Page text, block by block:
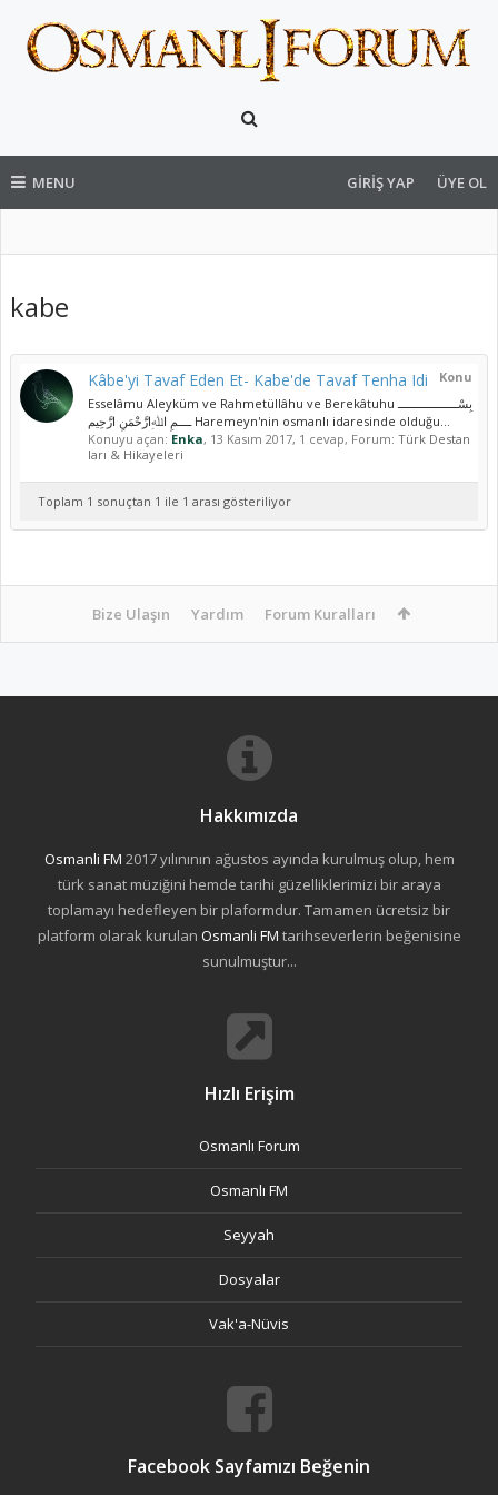
MENU GIRIŞ YAP ÜYE OL
kabe
Konu
Kâbe'yi Tavaf Eden Et- Kabe'de Tavaf Tenha Idi
Esselâmu Aleyküm ve Rahmetüllâhu ve Berekâtuhu بِسْــــــــــــــــــ
ــــمِ اﷲِارَّحْمَنِ ارَّحِيم Haremeyn'nin osmanlı idaresinde olduğu...
Konuyu açan: Enka, 13 Kasım 2017, 1 cevap, Forum: Türk Destan
ları & Hikayeleri
Toplam 1 sonuçtan 1 ile 1 arası gösteriliyor
Bize Ulaşın Yardım Forum Kuralları
Hakkımızda
Osmanli FM 2017 yılınının ağustos ayında kurulmuş olup, hem
türk sanat müziğini hemde tarihi güzelliklerimizi bir araya
toplamayı hedefleyen bir plaformdur. Tamamen ücretsiz bir
platform olarak kurulan Osmanli FM tarihseverlerin beğenisine
sunulmuştur...
Hızlı Erişim
Osmanlı Forum
Osmanlı FM
Seyyah
Dosyalar
Vak'a-Nüvis
Facebook Sayfamızı Beğenin